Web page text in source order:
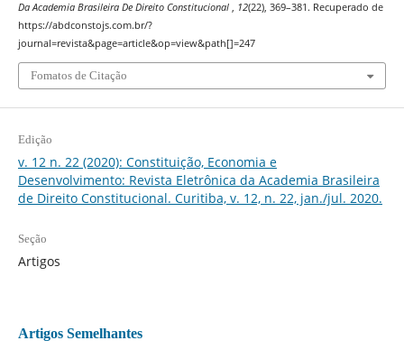
Da Academia Brasileira De Direito Constitucional , 12(22), 369–381. Recuperado de
https://abdconstojs.com.br/?
journal=revista&page=article&op=view&path[]=247
Fomatos de Citação
Edição
v. 12 n. 22 (2020): Constituição, Economia e
Desenvolvimento: Revista Eletrônica da Academia Brasileira
de Direito Constitucional. Curitiba, v. 12, n. 22, jan./jul. 2020.
Seção
Artigos
Artigos Semelhantes